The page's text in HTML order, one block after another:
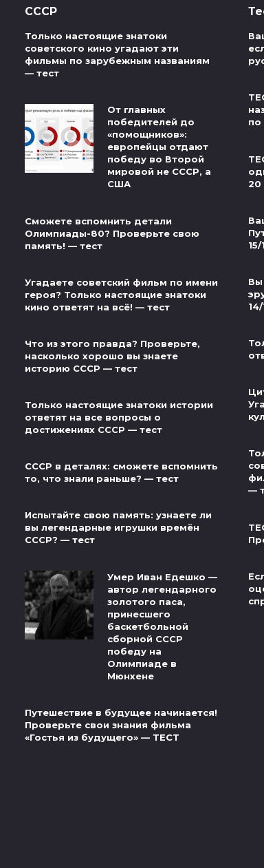
СССР
Только настоящие знатоки
советского кино угадают эти
фильмы по зарубежным названиям
— тест
От главных
победителей до
«помощников»:
европейцы отдают
победу во Второй
мировой не СССР, а
США
Сможете вспомнить детали
Олимпиады-80? Проверьте свою
память! — тест
Угадаете советский фильм по имени
героя? Только настоящие знатоки
кино ответят на всё! — тест
Что из этого правда? Проверьте,
насколько хорошо вы знаете
историю СССР — тест
Только настоящие знатоки истории
ответят на все вопросы о
достижениях СССР — тест
СССР в деталях: сможете вспомнить
то, что знали раньше? — тест
Испытайте свою память: узнаете ли
вы легендарные игрушки времён
СССР? — тест
Умер Иван Едешко —
автор легендарного
золотого паса,
принесшего
баскетбольной
сборной СССР
победу на
Олимпиаде в
Мюнхене
Путешествие в будущее начинается!
Проверьте свои знания фильма
«Гостья из будущего» — ТЕСТ
по
20
Вы
—